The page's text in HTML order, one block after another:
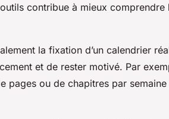
contribue à mieux comprendre
la fixation d’un calendrier
et de rester motivé. Par
pages ou de chapitres par semaine